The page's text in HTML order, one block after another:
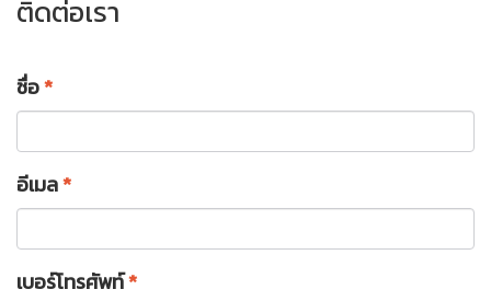
ติดต่อเรา
ชื่อ*
อีเมล*
เบอร์โทรศัพท์*